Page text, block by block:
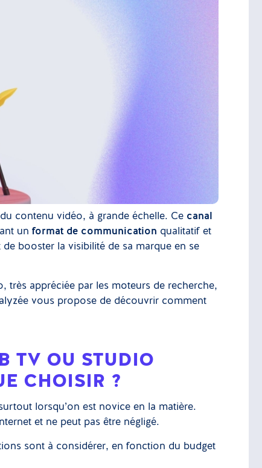
contenu vidéo, à grande échelle. Ce canal
unformat de communication qualitatif et
booster la visibilité de sa marque en se
très appréciée par les moteurs de recherche,
vous propose de découvrir comment
TV OU STUDIO
CHOISIR ?
lorsqu’on est novice en la matière.
et ne peut pas être négligé.
sont à considérer, en fonction du budget